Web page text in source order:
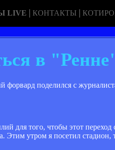
LIVE | КОНТАКТЫ |
в
форвард поделился с
для того, чтобы этот переход
Этим утром я посетил